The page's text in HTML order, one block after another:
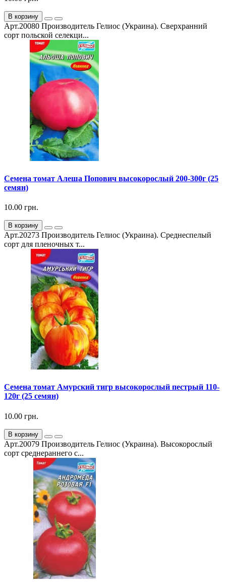
В корзину
Арт.20080 Производитель Гелиос (Украина). Сверхранний
сорт польской селекци...
Семена томат Алеша Попович высокорослый 200-300г (25
семян)
10.00 грн.
В корзину
Арт.20273 Производитель Гелиос (Украина). Среднеспелый
сорт для пленочных т...
Семена томат Амурский тигр высокорослый пестрый 110-
120г (25 семян)
10.00 грн.
В корзину
Арт.20079 Производитель Гелиос (Украина). Высокорослый
сорт среднераннего с...